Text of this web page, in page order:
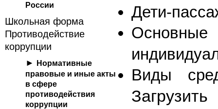
России
Школьная форма
Противодействие
коррупции
Нормативные
правовые и иные акты
в сфере
противодействия
коррупции
Дети-
Виды
Загрузить